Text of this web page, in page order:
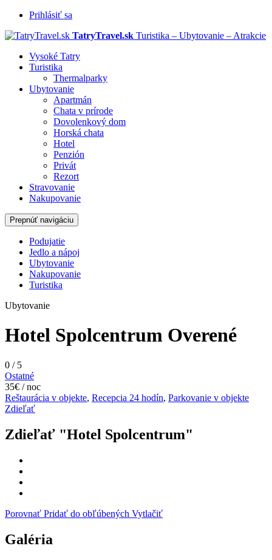
Prihlásiť sa
TatryTravel.sk Turistika – Ubytovanie – Atrakcie
Vysoké Tatry
Turistika
Thermalparky
Ubytovanie
Apartmán
Chata v prírode
Dovolenkový dom
Horská chata
Hotel
Penzión
Privát
Rezort
Stravovanie
Nakupovanie
Prepnúť navigáciu
Podujatie
Jedlo a nápoj
Ubytovanie
Nakupovanie
Turistika
Ubytovanie
Hotel Spolcentrum Overené
0 /5
Ostatné
35€ / noc
Reštaurácia v objekte, Recepcia 24 hodín, Parkovanie v objekte
Zdieľať
Zdieľať "Hotel Spolcentrum"
Porovnať Pridať do obľúbených Vytlačiť
Galéria